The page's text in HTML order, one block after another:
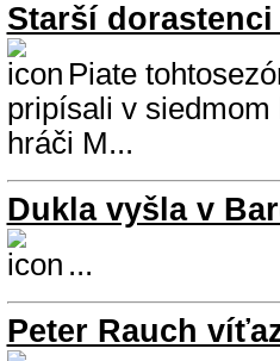
Starší
Piate
pripísali v
hráči M...
Dukla vyšla v
...
Peter Rauch